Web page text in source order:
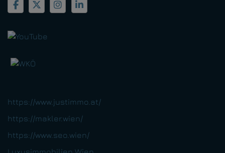
https://www.justimmo.at/
https://makler.wien/
https://www.seo.wien/